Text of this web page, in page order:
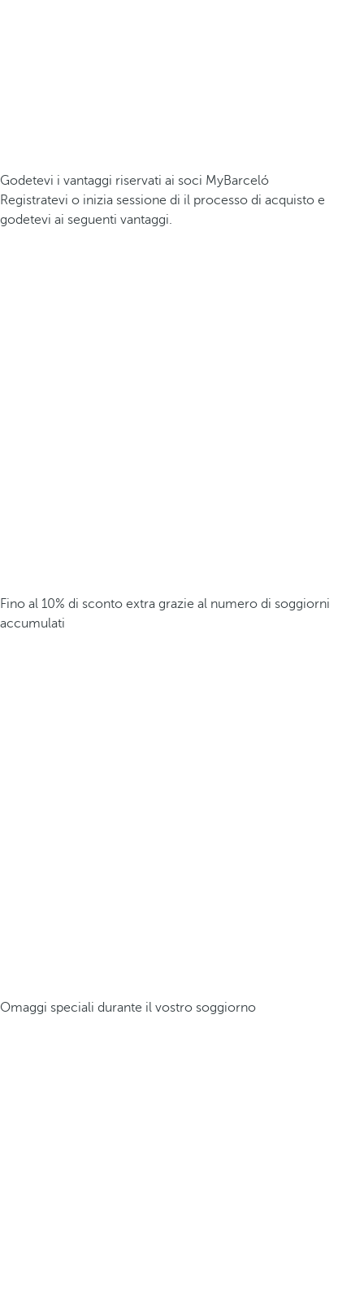
Godetevi i vantaggi riservati ai soci MyBarceló
Registratevi o inizia sessione di il processo di acquisto e
godetevi ai seguenti vantaggi.
Fino al 10% di sconto extra grazie al numero di soggiorni
accumulati
Omaggi speciali durante il vostro soggiorno